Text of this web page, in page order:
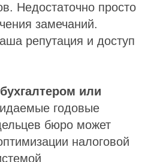
Недостаточно просто
замечаний.
репутация и доступ
или
годовые
бюро может
налоговой